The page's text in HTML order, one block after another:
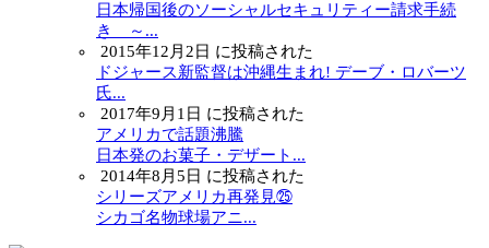
日本帰国後のソーシャルセキュリティー請求手続
き ～...
2015年12月2日 に投稿された
ドジャース新監督は沖縄生まれ! デーブ・ロバーツ
氏...
2017年9月1日 に投稿された
アメリカで話題沸騰
日本発のお菓子・デザート...
2014年8月5日 に投稿された
シリーズアメリカ再発見㉕
シカゴ名物球場アニ...